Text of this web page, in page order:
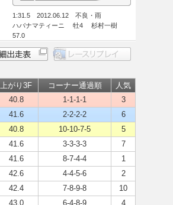
1:31.5 2012.06.12 不良・雨
ハバナマティーニ 牡4 杉村一樹
57.0
上がり3F コーナー通過順
人気
40.8 1-1-1-1
3
41.6 2-2-2-2
6
40.8 10-10-7-5
5
41.6 3-3-3-3
7
41.6 8-7-4-4
1
42.6 4-4-5-6
2
42.4 7-8-9-8
10
43.0 6-4-8-9
4